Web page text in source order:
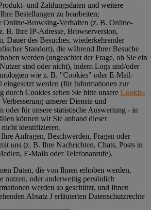
und Zahlungsdaten und weitere
Bestellungen zu bearbeiten;
Online-Browsing-Verhalten (z. B. Online-
B. Ihre IP-Adresse, Browserversion,
Dauer des Besuches, wiederkehrender
Standort), die während Ihrer Besuche
werden (ungeachtet der Frage, ob Sie ein
sind oder nicht), indem Logs und/oder
wie z. B. "Cookies" oder E-Mail-
eingesetzt werden (für Informationen zur
durch Cookies sehen Sie bitte unsere Cookie-
Verbesserung unserer Dienste und
oder für unsere statistische Auswertung - in
können wir Sie anhand dieser
identifizieren.
Anfragen, Beschwerden, Fragen oder
uns (z. B. Ihre Nachrichten, Chats, Posts in
E-Mails oder Telefonanrufe).
Daten, die von Ihnen erhoben werden,
nutzen, oder anderweitig persönlich
werden so geschützt, und Ihnen
Absatz J erläuterten Datenschutzrechte